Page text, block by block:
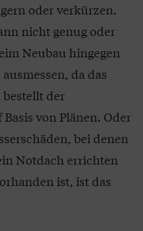
oder verkürzen.
nicht genug oder
Neubau hingegen
da das
bestellt der
von Plänen. Oder
bei denen
Notdach errichten
ist, ist das